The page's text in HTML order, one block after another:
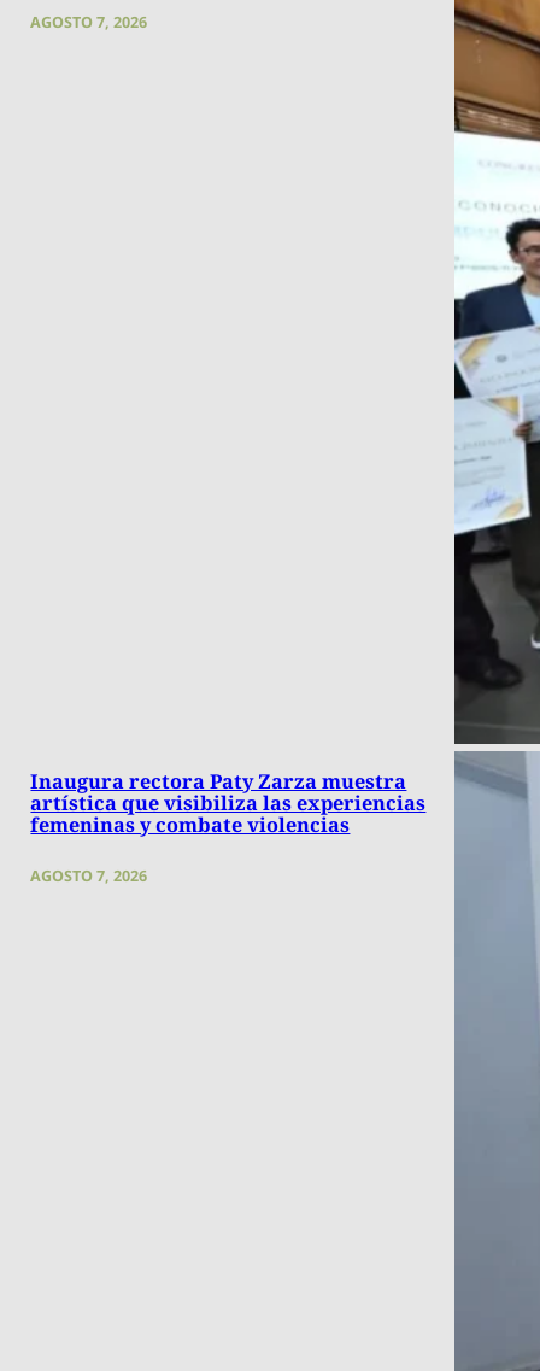
AGOSTO 7, 2026
Inaugura rectora Paty Zarza muestra
artística que visibiliza las experiencias
femeninas y combate violencias
AGOSTO 7, 2026